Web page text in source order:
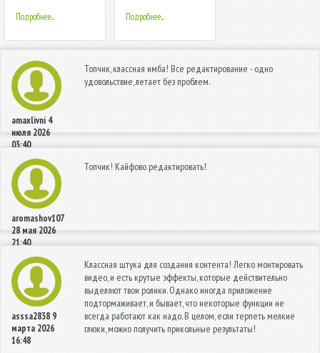
Effect,Filter
Подробнее... Подробнее...
amaxlivni 4
июля 2026
03:40
Топчик, классная имба! Все редактирование - одно
удовольствие, летает без проблем.
aromashov107
28 мая 2026
21:40
Топчик! Кайфово редактировать!
asssa2838 9
марта 2026
16:48
Классная штука для создания контента! Легко монтировать
видео, и есть крутые эффекты, которые действительно
выделяют твои ролики. Однако иногда приложение
подтормаживает, и бывает, что некоторые функции не
всегда работают как надо. В целом, если терпеть мелкие
глюки, можно получить прикольные результаты!